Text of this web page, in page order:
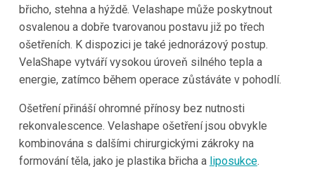
břicho, stehna a hýždě. Velashape může poskytnout
osvalenou a dobře tvarovanou postavu již po třech
ošetřeních. K dispozici je také jednorázový postup.
VelaShape vytváří vysokou úroveň silného tepla a
energie, zatímco během operace zůstáváte v pohodlí.
Ošetření přináší ohromné přínosy bez nutnosti
rekonvalescence. Velashape ošetření jsou obvykle
kombinována s dalšími chirurgickými zákroky na
formování těla, jako je plastika břicha a liposukce.